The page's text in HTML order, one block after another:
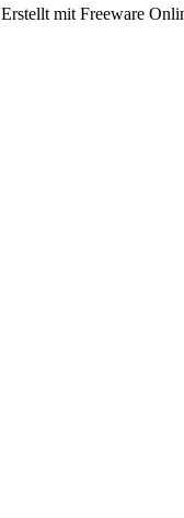
Erstellt mit Freeware